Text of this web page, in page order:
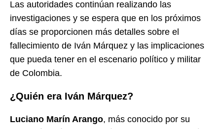
Las autoridades continúan realizando las
investigaciones y se espera que en los próximos
días se proporcionen más detalles sobre el
fallecimiento de Iván Márquez y las implicaciones
que pueda tener en el escenario político y militar
de Colombia.
¿Quién era Iván Márquez?
Luciano Marín Arango, más conocido por su